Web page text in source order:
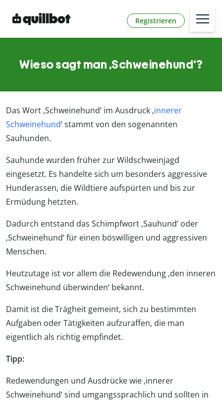
Registrieren
Wieso sagt man ‚Schweinehund‘?
Das Wort ‚Schweinehund‘ im Ausdruck ‚innerer
Schweinehund‘ stammt von den sogenannten
Sauhunden.
Sauhunde wurden früher zur Wildschweinjagd
eingesetzt. Es handelte sich um besonders aggressive
Hunderassen, die Wildtiere aufspürten und bis zur
Ermüdung hetzten.
Dadurch entstand das Schimpfwort ‚Sauhund‘ oder
‚Schweinehund‘ für einen böswilligen und aggressiven
Menschen.
Heutzutage ist vor allem die Redewendung ‚den inneren
Schweinehund überwinden‘ bekannt.
Damit ist die Trägheit gemeint, sich zu bestimmten
Aufgaben oder Tätigkeiten aufzuraffen, die man
eigentlich als richtig empfindet.
Tipp:
Redewendungen und Ausdrücke wie ‚innerer
Schweinehund‘ sind umgangssprachlich und sollten in